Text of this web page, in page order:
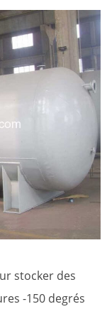
stocker des
-150 degrés